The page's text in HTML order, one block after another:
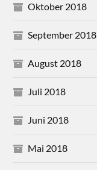
Oktober 2018
September 2018
August 2018
Juli 2018
Juni 2018
Mai 2018